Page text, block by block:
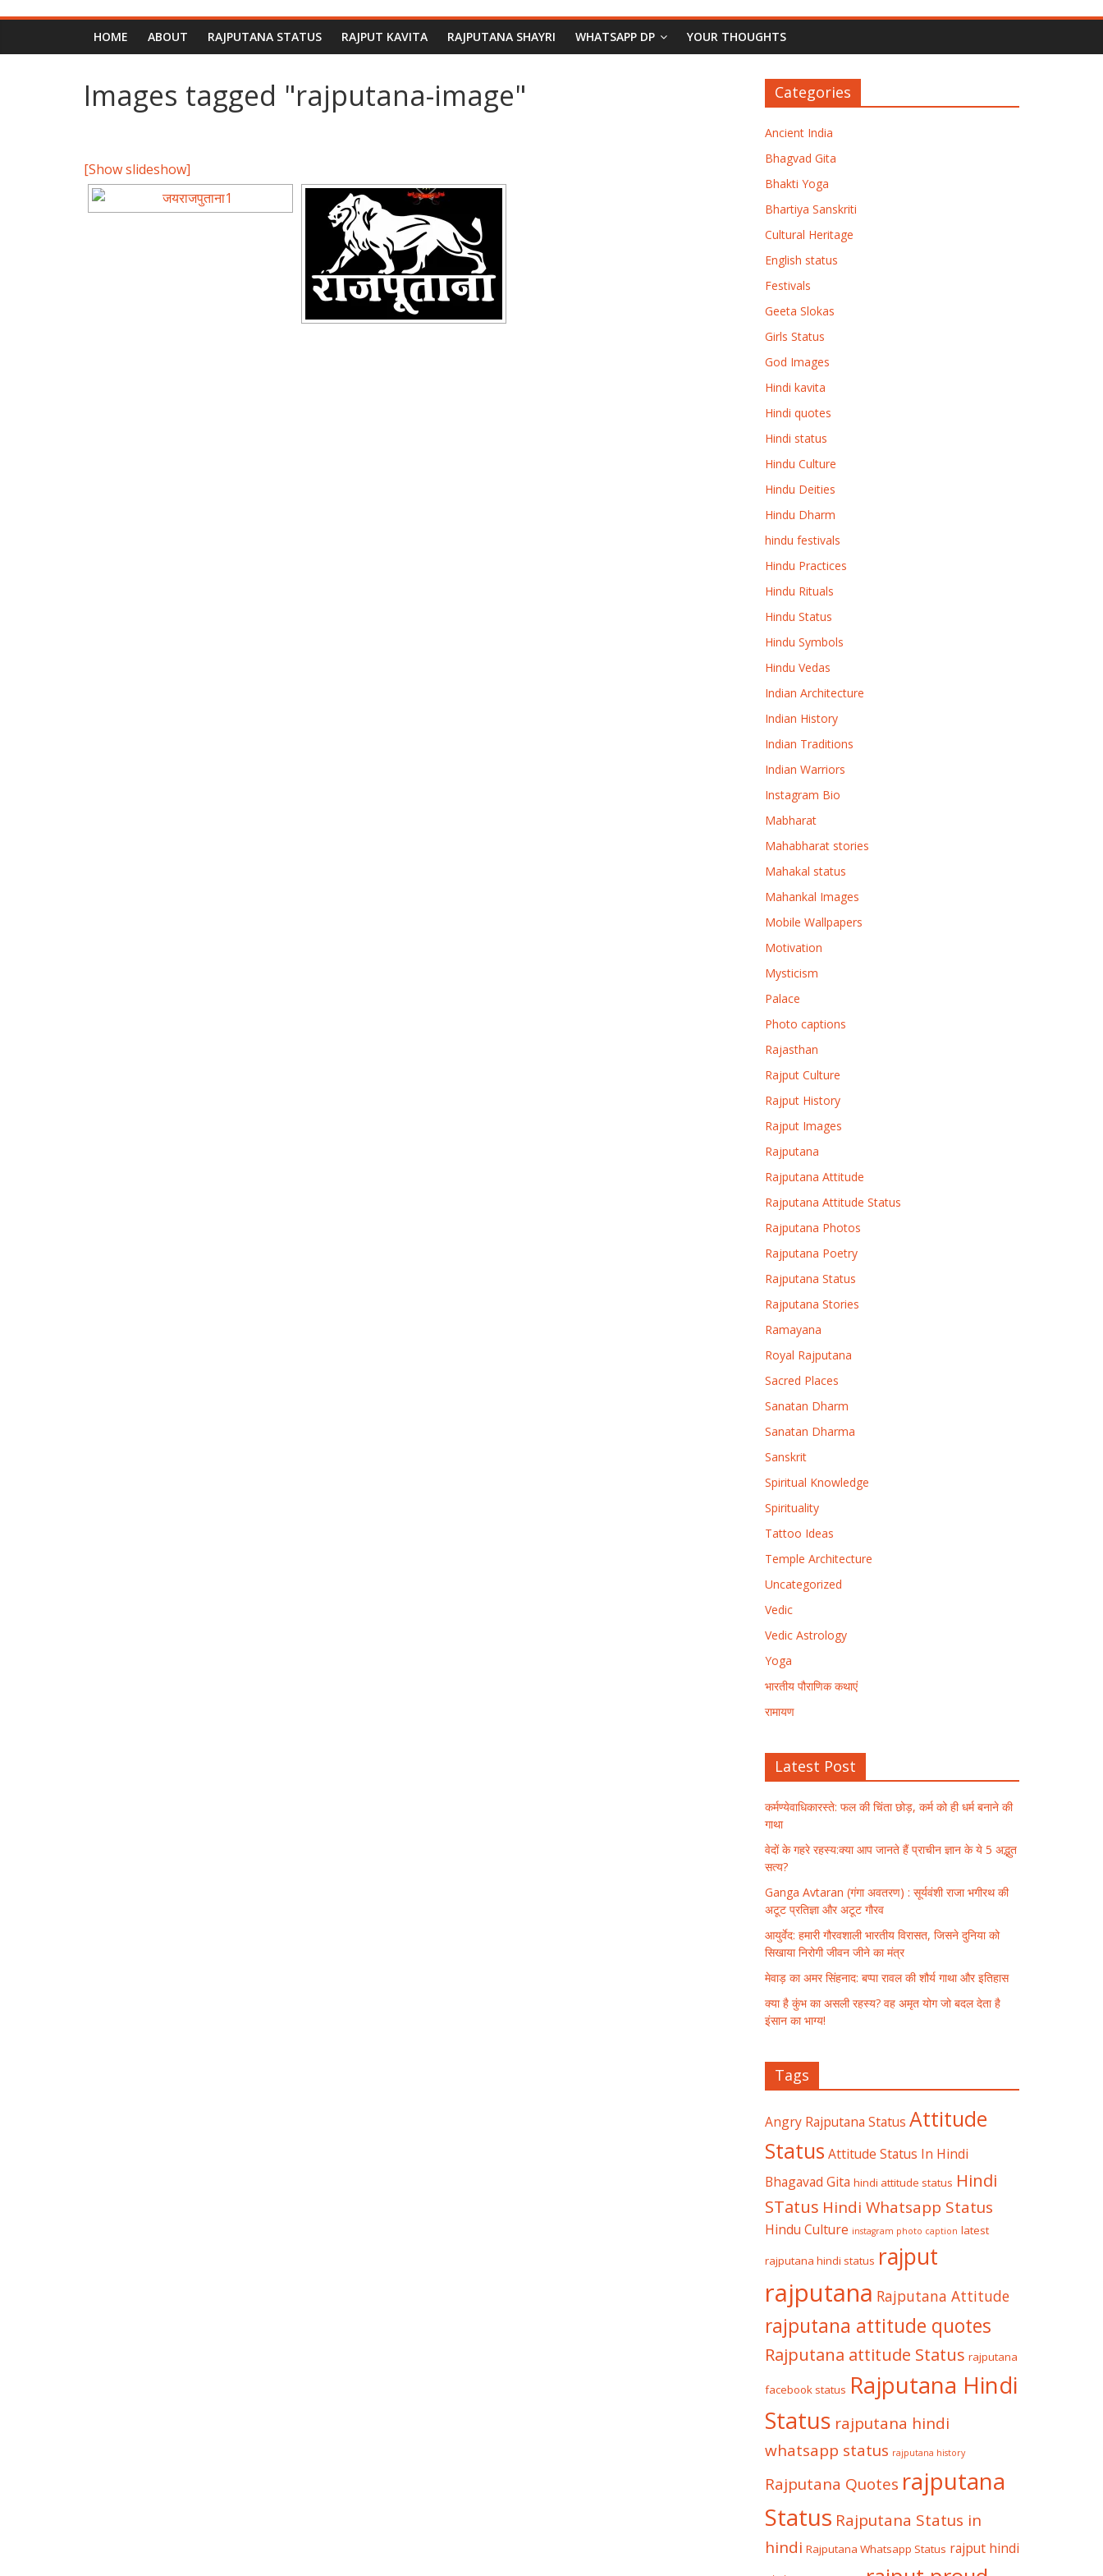
HOME ABOUT RAJPUTANA STATUS RAJPUT KAVITA RAJPUTANA SHAYRI WHATSAPP DP YOUR THOUGHTS
Images tagged "rajputana-image"
[Show slideshow]
Categories
Ancient India
Bhagvad Gita
Bhakti Yoga
Bhartiya Sanskriti
Cultural Heritage
English status
Festivals
Geeta Slokas
Girls Status
God Images
Hindi kavita
Hindi quotes
Hindi status
Hindu Culture
Hindu Deities
Hindu Dharm
hindu festivals
Hindu Practices
Hindu Rituals
Hindu Status
Hindu Symbols
Hindu Vedas
Indian Architecture
Indian History
Indian Traditions
Indian Warriors
Instagram Bio
Mabharat
Mahabharat stories
Mahakal status
Mahankal Images
Mobile Wallpapers
Motivation
Mysticism
Palace
Photo captions
Rajasthan
Rajput Culture
Rajput History
Rajput Images
Rajputana
Rajputana Attitude
Rajputana Attitude Status
Rajputana Photos
Rajputana Poetry
Rajputana Status
Rajputana Stories
Ramayana
Royal Rajputana
Sacred Places
Sanatan Dharm
Sanatan Dharma
Sanskrit
Spiritual Knowledge
Spirituality
Tattoo Ideas
Temple Architecture
Uncategorized
Vedic
Vedic Astrology
Yoga
भारतीय पौराणिक कथाएं
रामायण
Latest Post
कर्मण्येवाधिकारस्ते: फल की चिंता छोड़, कर्म को ही धर्म बनाने की
गाथा
वेदों के गहरे रहस्य:क्या आप जानते हैं प्राचीन ज्ञान के ये 5 अद्भुत
सत्य?
Ganga Avtaran (गंगा अवतरण) : सूर्यवंशी राजा भगीरथ की
अटूट प्रतिज्ञा और अटूट गौरव
आयुर्वेद: हमारी गौरवशाली भारतीय विरासत, जिसने दुनिया को
सिखाया निरोगी जीवन जीने का मंत्र
मेवाड़ का अमर सिंहनाद: बप्पा रावल की शौर्य गाथा और इतिहास
क्या है कुंभ का असली रहस्य? वह अमृत योग जो बदल देता है
इंसान का भाग्य!
Tags
Angry Rajputana Status Attitude
Status Attitude Status In Hindi
Bhagavad Gita hindi attitude status Hindi
STatus Hindi Whatsapp Status
Hindu Culture instagram photo caption latest
rajputana hindi status rajput
rajputana Rajputana Attitude
rajputana attitude quotes
Rajputana attitude Status rajputana
facebook status Rajputana Hindi
Status rajputana hindi
whatsapp status rajputana history
Rajputana Quotes rajputana
Status Rajputana Status in
hindi Rajputana Whatsapp Status rajput hindi